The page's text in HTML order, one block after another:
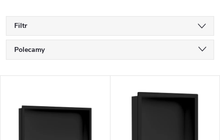
Filtr
Polecamy
Najczęściej sprzedawane